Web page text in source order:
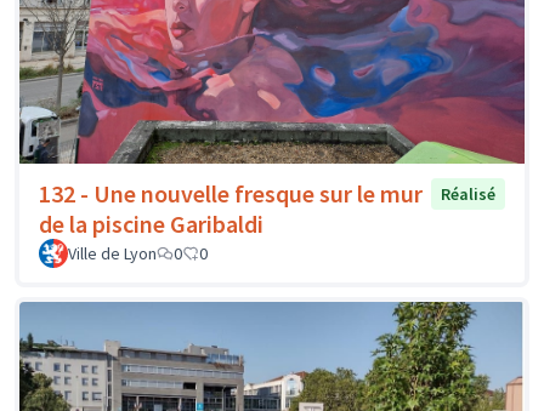
132 - Une nouvelle fresque sur le mur
de la piscine Garibaldi
Réalisé
Ville de Lyon 0 0